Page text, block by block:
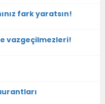
fark yaratsın!
vazgeçilmezleri!